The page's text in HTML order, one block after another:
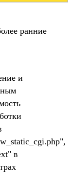
ранние
и
в